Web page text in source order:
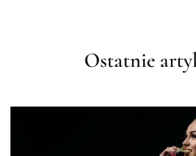
Ostatnie